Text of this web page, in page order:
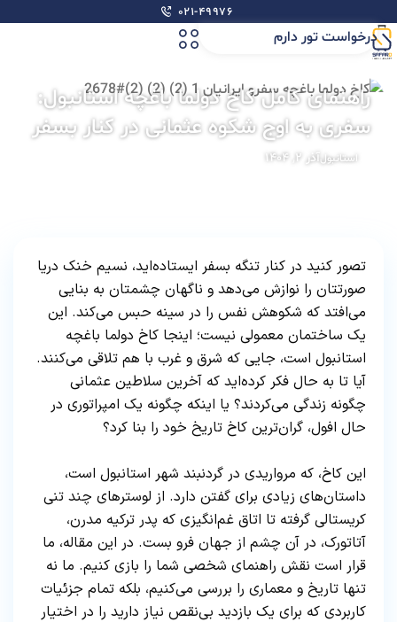
۰۲۱-۴۹۹۷۶
درخواست تور دارم
راهنمای کامل کاخ دولما باغچه استانبول:
سفری به اوج شکوه عثمانی در کنار بسفر
استانبولآذر ۲, ۱۴۰۴
تصور کنید در کنار تنگه بسفر ایستاده‌اید، نسیم خنک دریا
صورتتان را نوازش می‌دهد و ناگهان چشمتان به بنایی
می‌افتد که شکوهش نفس را در سینه حبس می‌کند. این
یک ساختمان معمولی نیست؛ اینجا کاخ دولما باغچه
استانبول است، جایی که شرق و غرب با هم تلاقی می‌کنند.
آیا تا به حال فکر کرده‌اید که آخرین سلاطین عثمانی
چگونه زندگی می‌کردند؟ یا اینکه چگونه یک امپراتوری در
حال افول، گران‌ترین کاخ تاریخ خود را بنا کرد؟
این کاخ، که مرواریدی در گردنبند شهر استانبول است،
داستان‌های زیادی برای گفتن دارد. از لوسترهای چند تنی
کریستالی گرفته تا اتاق غم‌انگیزی که پدر ترکیه مدرن،
آتاتورک، در آن چشم از جهان فرو بست. در این مقاله، ما
قرار است نقش راهنمای شخصی شما را بازی کنیم. ما نه
تنها تاریخ و معماری را بررسی می‌کنیم، بلکه تمام جزئیات
کاربردی که برای یک بازدید بی‌نقص نیاز دارید را در اختیار